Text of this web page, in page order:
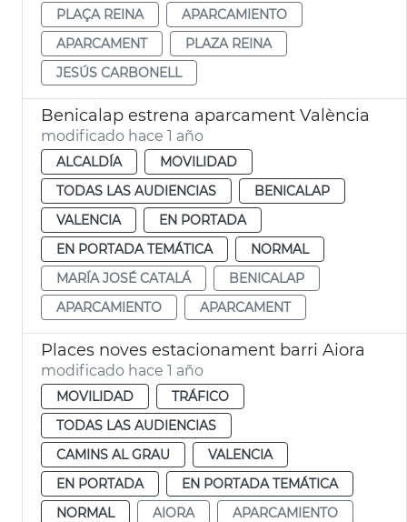
PLAÇA REINA
APARCAMIENTO
APARCAMENT
PLAZA REINA
JESÚS CARBONELL
Benicalap estrena aparcament València
modificado hace 1 año
ALCALDÍA
MOVILIDAD
TODAS LAS AUDIENCIAS
BENICALAP
VALENCIA
EN PORTADA
EN PORTADA TEMÁTICA
NORMAL
MARÍA JOSÉ CATALÁ
BENICALAP
APARCAMIENTO
APARCAMENT
Places noves estacionament barri Aiora
modificado hace 1 año
MOVILIDAD
TRÁFICO
TODAS LAS AUDIENCIAS
CAMINS AL GRAU
VALENCIA
EN PORTADA
EN PORTADA TEMÁTICA
NORMAL
AIORA
APARCAMIENTO